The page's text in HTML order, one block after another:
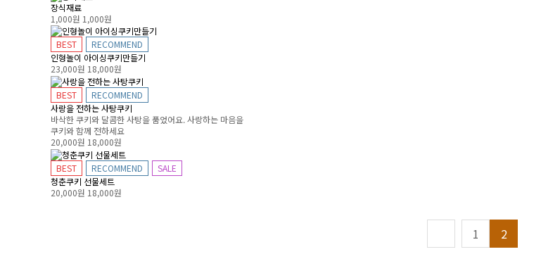
장식재료
1,000원 1,000원
BEST
RECOMMEND
인형놀이 아이싱쿠키만들기
23,000원 18,000원
BEST
RECOMMEND
사랑을 전하는 사탕쿠키
바삭한 쿠키와 달콤한 사탕을 품었어요. 사랑하는 마음을
쿠키와 함께 전하세요
20,000원 18,000원
BEST RECOMMEND
SALE
청춘쿠키 선물세트
20,000원 18,000원
1 2